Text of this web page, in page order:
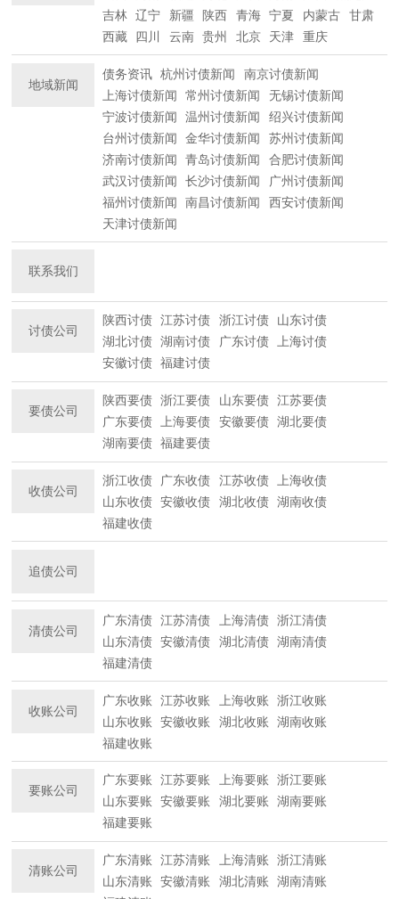
吉林 辽宁 新疆 陕西 青海 宁夏 内蒙古
甘肃
西藏
四川 云南 贵州 北京 天津 重庆
地域新闻
债务资讯 杭州讨债新闻
南京讨债新闻
上海讨债新闻
常州讨债新闻
无锡讨债新闻
宁波讨债新闻
温州讨债新闻
绍兴讨债新闻
台州讨债新闻
金华讨债新闻
苏州讨债新闻
济南讨债新闻
青岛讨债新闻
合肥讨债新闻
武汉讨债新闻
长沙讨债新闻
广州讨债新闻
福州讨债新闻
南昌讨债新闻
西安讨债新闻
天津讨债新闻
联系我们
讨债公司
陕西讨债 江苏讨债 浙江讨债
山东讨债
湖北讨债 湖南讨债 广东讨债 上海讨债
安徽讨债 福建讨债
要债公司
陕西要债 浙江要债 山东要债 江苏要债
广东要债
上海要债 安徽要债 湖北要债
湖南要债 福建要债
收债公司
浙江收债 广东收债 江苏收债
上海收债
山东收债 安徽收债 湖北收债 湖南收债
福建收债
追债公司
清债公司
广东清债 江苏清债 上海清债 浙江清债
山东清债 安徽清债 湖北清债 湖南清债
福建清债
收账公司
广东收账 江苏收账 上海收账
浙江收账
山东收账
安徽收账 湖北收账
湖南收账
福建收账
要账公司
广东要账 江苏要账 上海要账
浙江要账
山东要账
安徽要账 湖北要账
湖南要账
福建要账
清账公司
广东清账 江苏清账 上海清账
浙江清账
山东清账
安徽清账 湖北清账
湖南清账